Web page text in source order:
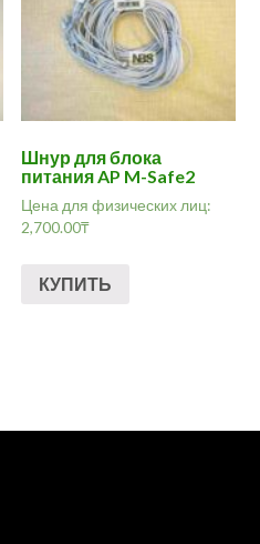
Шнур для блока
питания AP M-Safe2
Цена для физических лиц:
2,700.00₸
КУПИТЬ